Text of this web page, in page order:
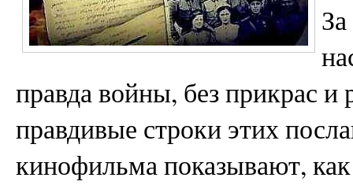
правда войны, без прикрас
правдивые строки этих
кинофильма показывают,